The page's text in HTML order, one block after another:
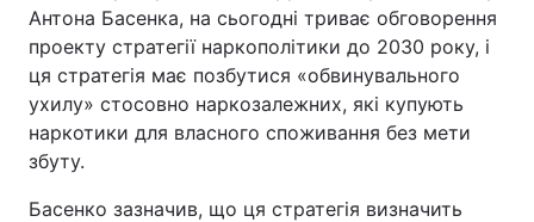
Антона Басенка, на сьогодні триває обговорення
проекту стратегії наркополітики до 2030 року, і
ця стратегія має позбутися «обвинувального
ухилу» стосовно наркозалежних, які купують
наркотики для власного споживання без мети
збуту.
Басенко зазначив, що ця стратегія визначить